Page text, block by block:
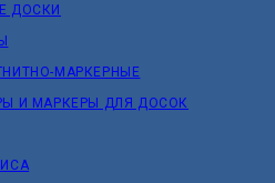
ДОСКИ
МАРКЕРНЫЕ
И МАРКЕРЫ ДЛЯ ДОСОК